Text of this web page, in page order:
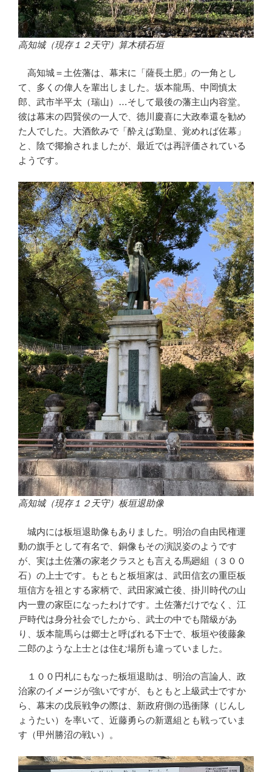
高知城（現存１２天守）算木積石垣
高知城＝土佐藩は、幕末に「薩長土肥」の一角とし
て、多くの偉人を輩出しました。坂本龍馬、中岡慎太
郎、武市半平太（瑞山）…そして最後の藩主山内容堂。
彼は幕末の四賢侯の一人で、徳川慶喜に大政奉還を勧め
た人でした。大酒飲みで「酔えば勤皇、覚めれば佐幕」
と、陰で揶揄されましたが、最近では再評価されている
ようです。
高知城（現存１２天守）板垣退助像
城内には板垣退助像もありました。明治の自由民権運
動の旗手として有名で、銅像もその演説姿のようです
が、実は土佐藩の家老クラスとも言える馬廻組（３００
石）の上士です。もともと板垣家は、武田信玄の重臣板
垣信方を祖とする家柄で、武田家滅亡後、掛川時代の山
内一豊の家臣になったわけです。土佐藩だけでなく、江
戸時代は身分社会でしたから、武士の中でも階級があ
り、坂本龍馬らは郷士と呼ばれる下士で、板垣や後藤象
二郎のような上士とは住む場所も違っていました。
１００円札にもなった板垣退助は、明治の言論人、政
治家のイメージが強いですが、もともと上級武士ですか
ら、幕末の戊辰戦争の際は、新政府側の迅衝隊（じんし
ょうたい）を率いて、近藤勇らの新選組とも戦っていま
す（甲州勝沼の戦い）。